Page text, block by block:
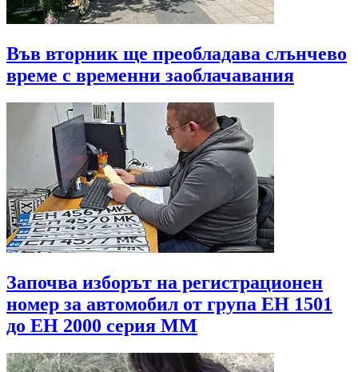
Във вторник ще преобладава слънчево
време с временни заоблачавания
Започва изборът на регистрационен
номер за автомобил от група ЕН 1501
до EH 2000 серия MМ